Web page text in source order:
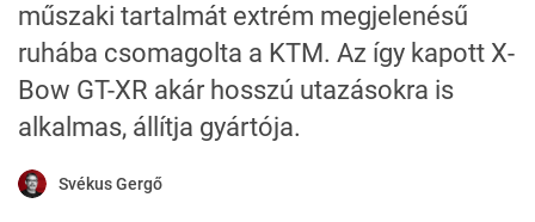
műszaki tartalmát extrém megjelenésű
ruhába csomagolta a KTM. Az így kapott X-
Bow GT-XR akár hosszú utazásokra is
alkalmas, állítja gyártója.
Svékus Gergő